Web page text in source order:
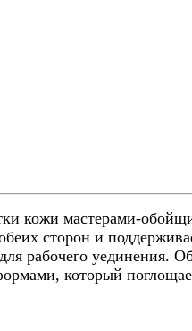
кожи мастерами-
сторон и
рабочего уединения.
который